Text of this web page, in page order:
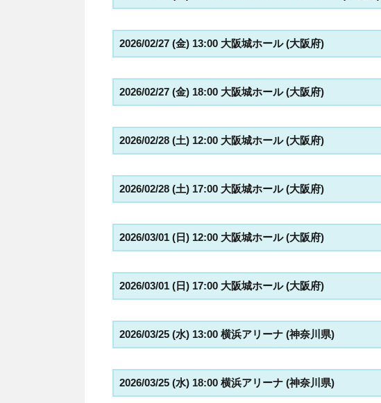
2026/02/27 (金) 13:00 大阪城ホール (大阪府)
2026/02/27 (金) 18:00 大阪城ホール (大阪府)
2026/02/28 (土) 12:00 大阪城ホール (大阪府)
2026/02/28 (土) 17:00 大阪城ホール (大阪府)
2026/03/01 (日) 12:00 大阪城ホール (大阪府)
2026/03/01 (日) 17:00 大阪城ホール (大阪府)
2026/03/25 (水) 13:00 横浜アリーナ (神奈川県)
2026/03/25 (水) 18:00 横浜アリーナ (神奈川県)